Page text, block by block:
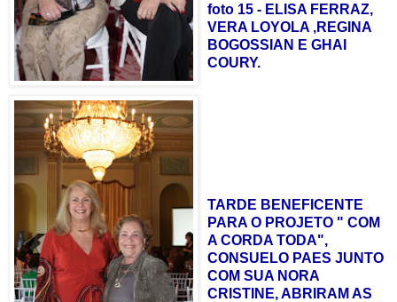
foto 15 - ELISA FERRAZ,
VERA LOYOLA ,REGINA
BOGOSSIAN E GHAI
COURY.
TARDE BENEFICENTE
PARA O PROJETO " COM
A CORDA TODA",
CONSUELO PAES JUNTO
COM SUA NORA
CRISTINE, ABRIRAM AS